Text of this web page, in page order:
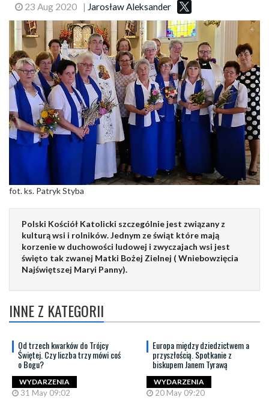
23 Aug 2020 | Jarosław Aleksander
fot. ks. Patryk Styba
Polski Kościół Katolicki szczególnie jest związany z
kulturą wsi i rolników. Jednym ze świąt które mają
korzenie w duchowości ludowej i zwyczajach wsi jest
święto tak zwanej Matki Bożej Zielnej ( Wniebowzięcia
Najświętszej Maryi Panny).
INNE Z KATEGORII
Od trzech kwarków do Trójcy
Świętej. Czy liczba trzy mówi coś
o Bogu?
WYDARZENIA
31 May 09:02
Europa między dziedzictwem a
przyszłością. Spotkanie z
biskupem Janem Tyrawą
WYDARZENIA
20 May 09:20